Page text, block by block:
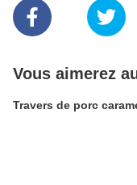
Vous aimerez
Travers de porc